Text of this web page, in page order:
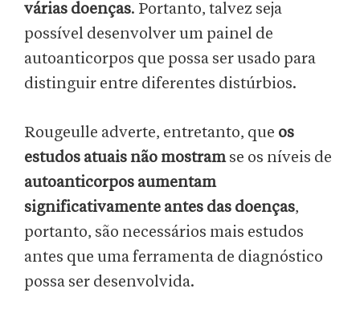
várias doenças. Portanto, talvez seja
possível desenvolver um painel de
autoanticorpos que possa ser usado para
distinguir entre diferentes distúrbios.
Rougeulle adverte, entretanto, que os
estudos atuais não mostramse os níveis de
autoanticorpos aumentam
significativamente antes das doenças,
portanto, são necessários mais estudos
antes que uma ferramenta de diagnóstico
possa ser desenvolvida.